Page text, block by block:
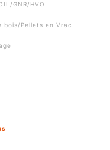
GNR/HVO
bois/Pellets en Vrac